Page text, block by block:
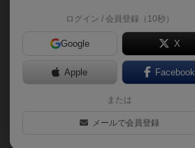
ログイン / 会員登録（10秒）
Google X
Apple Facebook
または
メールで会員登録